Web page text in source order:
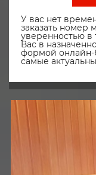
У вас нет
заказать номер
уверенностью в
Вас в
формой онлайн-
самые